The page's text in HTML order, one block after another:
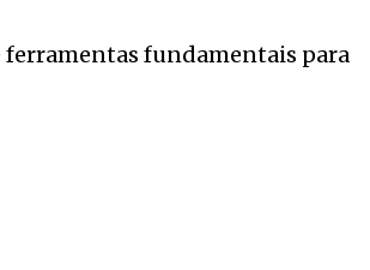
ferramentas fundamentais para